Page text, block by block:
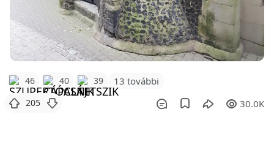
46 40 39 13 további
205 30.0K